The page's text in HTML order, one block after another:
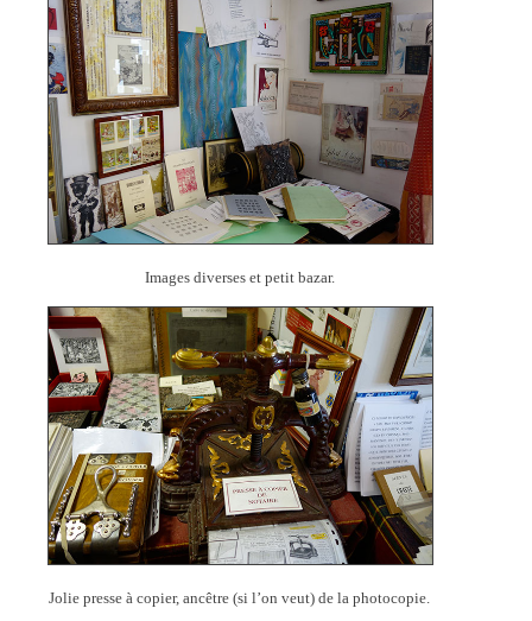
Images diverses et petit bazar.
Jolie presse à copier, ancêtre (si l’on veut) de la photocopie.